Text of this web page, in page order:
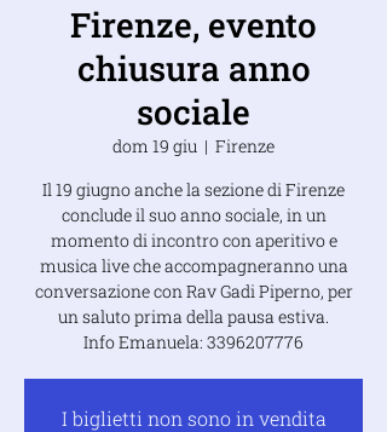
Firenze, evento
chiusura anno
sociale
dom 19 giu
  |
Firenze
Il 19 giugno anche la sezione di Firenze
conclude il suo anno sociale, in un
momento di incontro con aperitivo e
musica live che accompagneranno una
conversazione con Rav Gadi Piperno, per
un saluto prima della pausa estiva.
I biglietti non sono in vendita